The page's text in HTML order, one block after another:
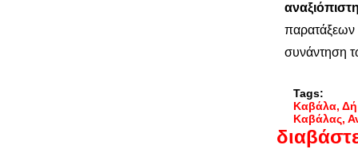
παρατάξεων
συνάντηση
Tags:
Καβάλα
Καβάλας